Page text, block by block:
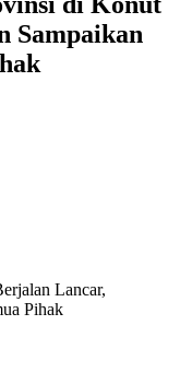
Sampaikan
Lancar,
Pihak